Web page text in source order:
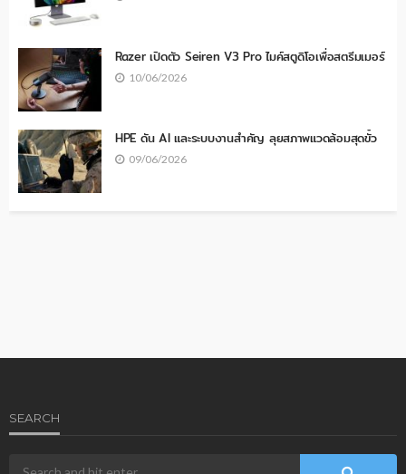
Razer เปิดตัว Seiren V3 Pro ไมค์สตูดิโอเพื่อสตรีมเมอร์
10/06/2026
HPE ดัน AI และระบบงานสำคัญ ลุยสภาพแวดล้อมสุดขั้ว
09/06/2026
SEARCH